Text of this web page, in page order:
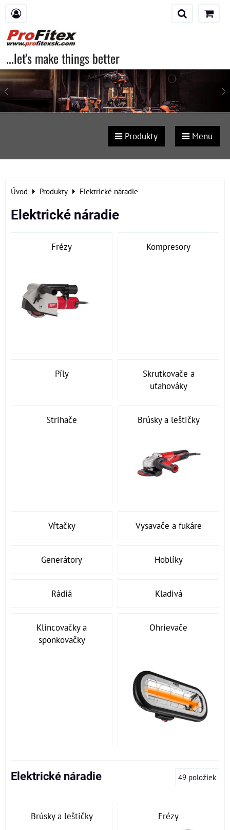
...let's make things better
Produkty Menu
Úvod Produkty Elektrické náradie
Elektrické náradie
Frézy Kompresory
Píly
Skrutkovače a
uťahováky
Strihače Brúsky a leštičky
Vŕtačky Vysavače a fukáre
Generátory Hoblíky
Rádiá Kladivá
Klincovačky a
sponkovačky
Ohrievače
Elektrické náradie 49 položiek
Brúsky a leštičky Frézy